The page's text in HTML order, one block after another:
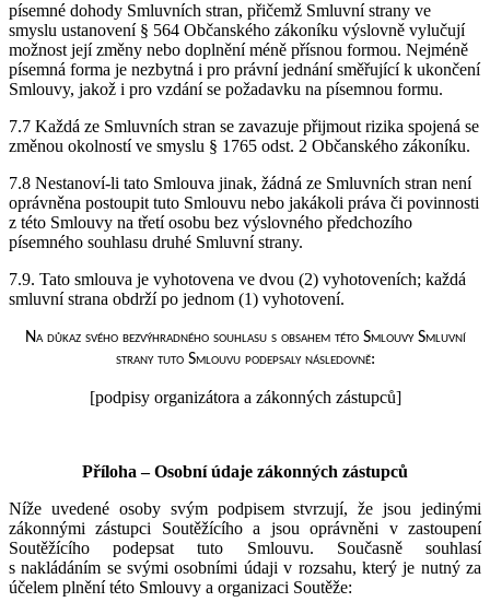
písemné dohody Smluvních stran, přičemž Smluvní strany ve
smyslu ustanovení § 564 Občanského zákoníku výslovně vylučují
možnost její změny nebo doplnění méně přísnou formou. Nejméně
písemná forma je nezbytná i pro právní jednání směřující k ukončení
Smlouvy, jakož i pro vzdání se požadavku na písemnou formu.
7.7 Každá ze Smluvních stran se zavazuje přijmout rizika spojená se
změnou okolností ve smyslu § 1765 odst. 2 Občanského zákoníku.
7.8 Nestanoví-li tato Smlouva jinak, žádná ze Smluvních stran není
oprávněna postoupit tuto Smlouvu nebo jakákoli práva či povinnosti
z této Smlouvy na třetí osobu bez výslovného předchozího
písemného souhlasu druhé Smluvní strany.
7.9. Tato smlouva je vyhotovena ve dvou (2) vyhotoveních; každá
smluvní strana obdrží po jednom (1) vyhotovení.
Na důkaz svého bezvýhradného souhlasu s obsahem této Smlouvy Smluvní
strany tuto Smlouvu podepsaly následovně:
[podpisy organizátora a zákonných zástupců]
Příloha – Osobní údaje zákonných zástupců
Níže uvedené osoby svým podpisem stvrzují, že jsou jedinými
zákonnými zástupci Soutěžícího a jsou oprávněni v zastoupení
Soutěžícího podepsat tuto Smlouvu. Současně souhlasí
s nakládáním se svými osobními údaji v rozsahu, který je nutný za
účelem plnění této Smlouvy a organizaci Soutěže: